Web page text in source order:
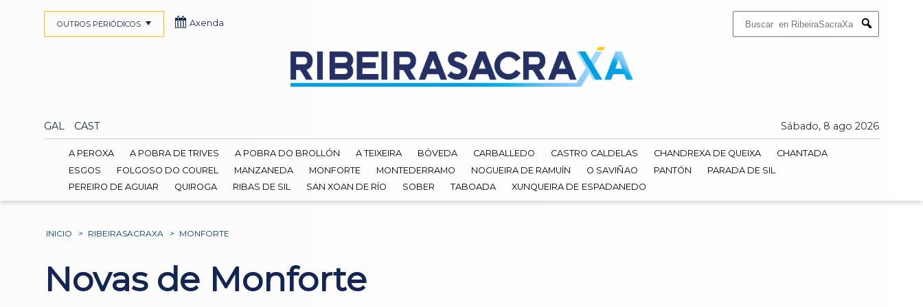
Submit
GAL CAST Sábado, 8 ago 2026
OUTROS PERIÓDICOS Axenda
A PEROXA A POBRA DE TRIVES A POBRA DO BROLLÓN A TEIXEIRA BÓVEDA CARBALLEDO CASTRO CALDELAS CHANDREXA DE QUEIXA
CHANTADA
ESGOS
FOLGOSO DO COUREL MANZANEDA MONFORTE MONTEDERRAMO NOGUEIRA DE RAMUÍN O SAVIÑAO PANTÓN
PARADA DE SIL
PEREIRO DE AGUIAR
QUIROGA RIBAS DE SIL SAN XOAN DE RÍO SOBER TABOADA XUNQUEIRA DE ESPADANEDO
INICIO > RIBEIRASACRAXA > MONFORTE
Novas de Monforte